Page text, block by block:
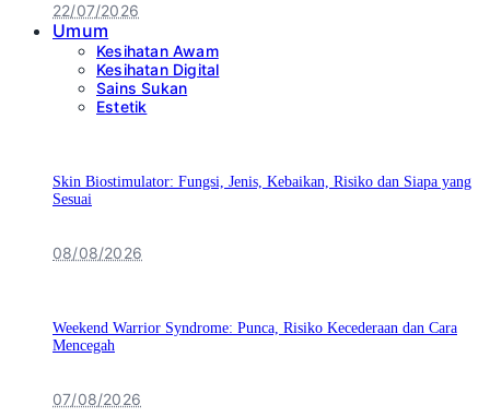
22/07/2026
Umum
Kesihatan Awam
Kesihatan Digital
Sains Sukan
Estetik
Skin Biostimulator: Fungsi, Jenis, Kebaikan, Risiko dan Siapa yang
Sesuai
08/08/2026
Weekend Warrior Syndrome: Punca, Risiko Kecederaan dan Cara
Mencegah
07/08/2026